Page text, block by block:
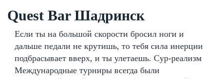
Quest Bar Шадринск
Если ты на большой скорости бросил ноги и
дальше педали не крутишь, то тебя сила инерции
подбрасывает вверх, и ты улетаешь. Сур-реализм
Международные турниры всегда были